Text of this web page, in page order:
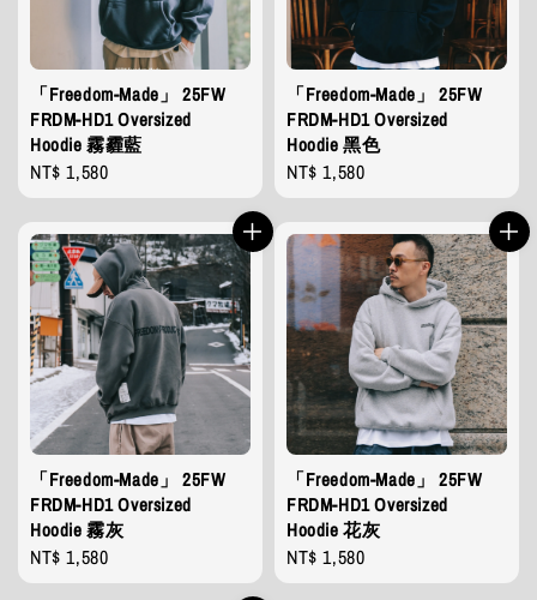
「Freedom-Made」 25FW
FRDM-HD1 Oversized
Hoodie 霧霾藍
Regular
price
NT$ 1,580
「Freedom-Made」 25FW
FRDM-HD1 Oversized
Hoodie 黑色
Regular
price
NT$ 1,580
「Freedom-Made」 25FW
FRDM-HD1 Oversized
Hoodie 霧灰
Regular
price
NT$ 1,580
「Freedom-Made」 25FW
FRDM-HD1 Oversized
Hoodie 花灰
Regular
price
NT$ 1,580